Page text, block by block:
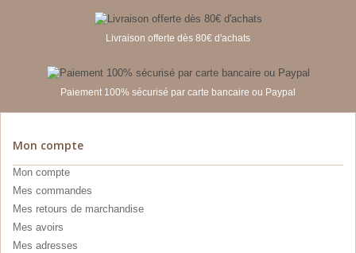
Livraison offerte dès 80€ d'achats
Paiement 100% sécurisé par carte bancaire ou Paypal
Mon compte
Mon compte
Mes commandes
Mes retours de marchandise
Mes avoirs
Mes adresses